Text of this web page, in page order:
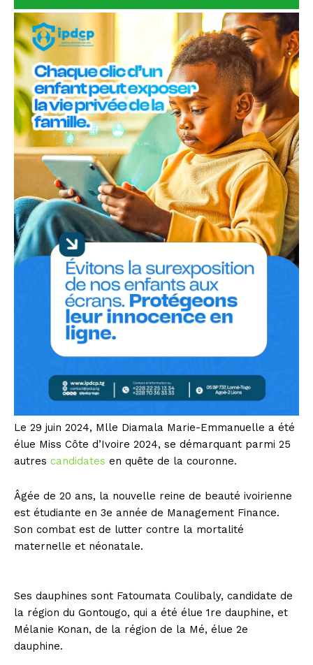
Le 29 juin 2024, Mlle Diamala Marie-Emmanuelle a été
élue Miss Côte d’Ivoire 2024, se démarquant parmi 25
autres candidates en quête de la couronne.
Âgée de 20 ans, la nouvelle reine de beauté ivoirienne
est étudiante en 3e année de Management Finance.
Son combat est de lutter contre la mortalité
maternelle et néonatale.
Ses dauphines sont Fatoumata Coulibaly, candidate de
la région du Gontougo, qui a été élue 1re dauphine, et
Mélanie Konan, de la région de la Mé, élue 2e
dauphine.